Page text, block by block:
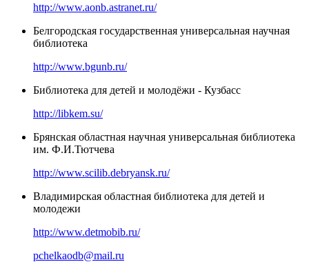
http://www.aonb.astranet.ru/
Белгородская государственная универсальная научная
библиотека
http://www.bgunb.ru/
Библиотека для детей и молодёжи - Кузбасс
http://libkem.su/
Брянская областная научная универсальная библиотека
им. Ф.И.Тютчева
http://www.scilib.debryansk.ru/
Владимирская областная библиотека для детей и
молодежи
http://www.detmobib.ru/
pchelkaodb@mail.ru